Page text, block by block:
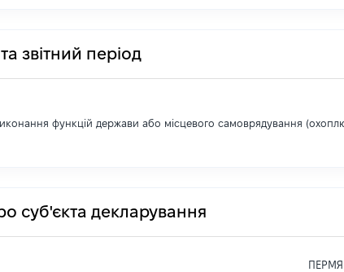
звітний період
функцій держави або місцевого самоврядування
суб'єкта декларування